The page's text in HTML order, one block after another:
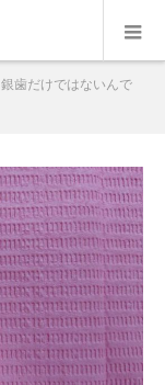
銀歯だけではないんで